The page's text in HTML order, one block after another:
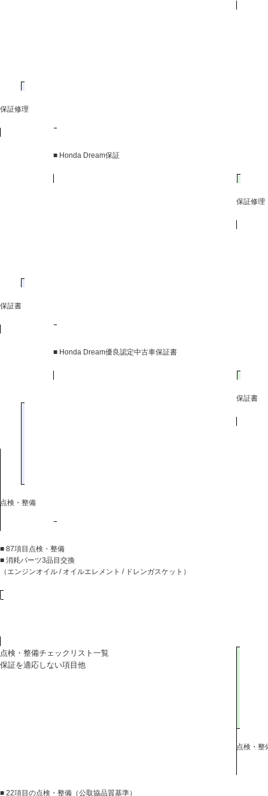
保証修理
■ Honda Dream保証
保証修理
保証書
■ Honda Dream優良認定中古車保証書
保証書
点検・整備
■ 87項目点検・整備
■ 消耗パーツ3品目交換
（エンジンオイル / オイルエレメント / ドレンガスケット）
点検・整備チェックリスト一覧
保証を適応しない項目他
点検・整
■ 22項目の点検・整備（公取協品質基準）